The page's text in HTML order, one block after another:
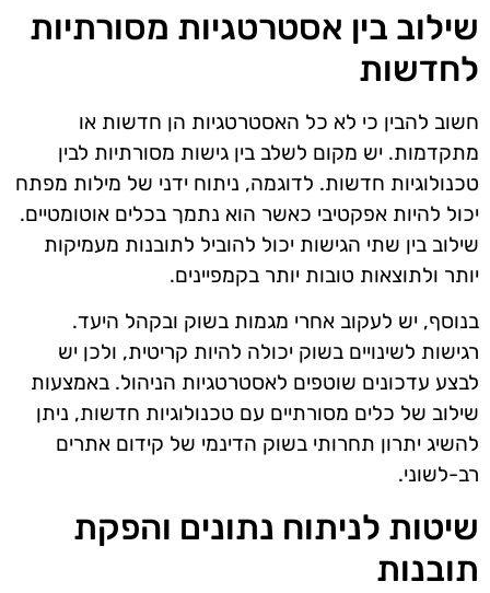
שילוב בין אסטרטגיות מסורתיות
לחדשות
חשוב להבין כי לא כל האסטרטגיות הן חדשות או
מתקדמות. יש מקום לשלב בין גישות מסורתיות לבין
טכנולוגיות חדשות. לדוגמה, ניתוח ידני של מילות מפתח
יכול להיות אפקטיבי כאשר הוא נתמך בכלים אוטומטיים.
שילוב בין שתי הגישות יכול להוביל לתובנות מעמיקות
יותר ולתוצאות טובות יותר בקמפיינים.
בנוסף, יש לעקוב אחרי מגמות בשוק ובקהל היעד.
רגישות לשינויים בשוק יכולה להיות קריטית, ולכן יש
לבצע עדכונים שוטפים לאסטרטגיות הניהול. באמצעות
שילוב של כלים מסורתיים עם טכנולוגיות חדשות, ניתן
להשיג יתרון תחרותי בשוק הדינמי של קידום אתרים
רב-לשוני.
שיטות לניתוח נתונים והפקת
תובנות